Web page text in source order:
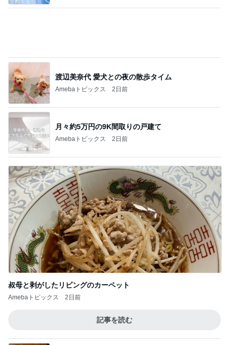
渡辺美奈代 愛犬との夜の散歩タイム
Amebaトピックス 2日前
月々約5万円の9K間取りの戸建て
Amebaトピックス 2日前
叔母と剥がしたリビングのカーペット
Amebaトピックス 2日前
記事を読む